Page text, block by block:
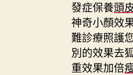
發症保養頭
神奇小顏效
難診療照護
別的效果去
重效果加倍